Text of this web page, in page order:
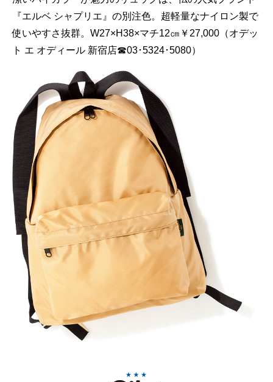
『エルベ シャプリエ』の別注色。超軽量なナイロン製で
使いやすさ抜群。W27×H38×マチ12㎝￥27,000（オデッ
ト エ オディール 新宿店☎03･5324･5080）